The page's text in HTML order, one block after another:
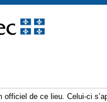
officiel de ce lieu. Celui-ci